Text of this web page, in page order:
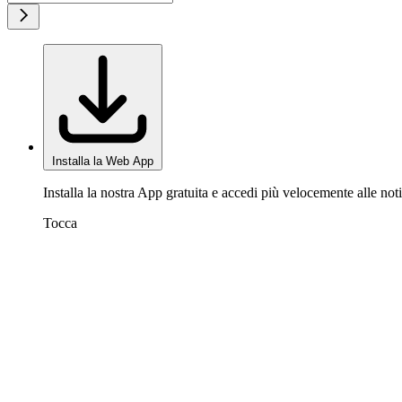
Installa la Web App
Installa la nostra App gratuita e accedi più velocemente alle
Tocca